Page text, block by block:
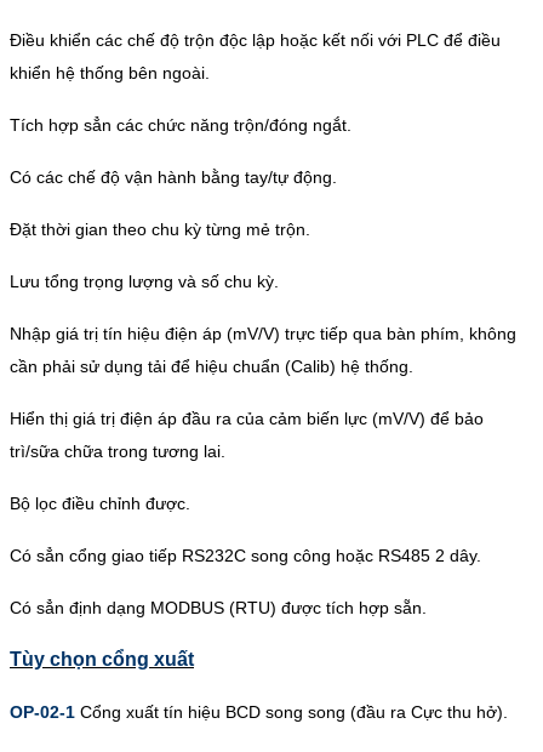
Điều khiển các chế độ trộn độc lập hoặc kết nối với PLC để điều
khiển hệ thống bên ngoài.
Tích hợp sẳn các chức năng trộn/đóng ngắt.
Có các chế độ vận hành bằng tay/tự động.
Đặt thời gian theo chu kỳ từng mẻ trộn.
Lưu tổng trọng lượng và số chu kỳ.
Nhập giá trị tín hiệu điện áp (mV/V) trực tiếp qua bàn phím, không
cần phải sử dụng tải để hiệu chuẩn (Calib) hệ thống.
Hiển thị giá trị điện áp đầu ra của cảm biến lực (mV/V) để bảo
trì/sữa chữa trong tương lai.
Bộ lọc điều chỉnh được.
Có sẳn cổng giao tiếp RS232C song công hoặc RS485 2 dây.
Có sẳn định dạng MODBUS (RTU) được tích hợp sẵn.
Tùy chọn cổng xuất
OP-02-1 Cổng xuất tín hiệu BCD song song (đầu ra Cực thu hở).